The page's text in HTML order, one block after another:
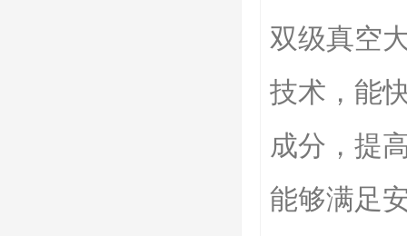
双级真空
技术，能
成分，提
能够满足